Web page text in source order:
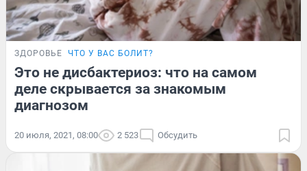
ЗДОРОВЬЕ ЧТО У ВАС БОЛИТ?
Это не дисбактериоз: что на самом
деле скрывается за знакомым
диагнозом
20 июля, 2021, 08:00 2 523 Обсудить